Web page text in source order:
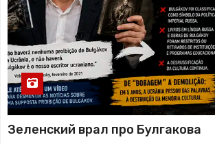
Зеленский врал про Булгакова